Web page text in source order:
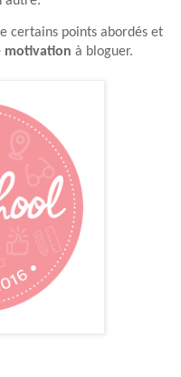
certains points abordés et
motivation à bloguer.